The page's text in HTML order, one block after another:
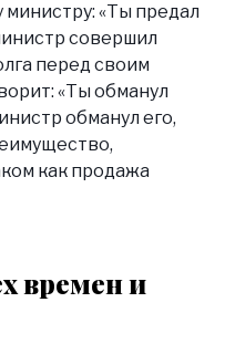
министру: «Ты предал
совершил
перед своим
«Ты обманул
обманул его,
как продажа
времен и